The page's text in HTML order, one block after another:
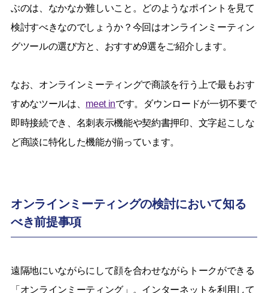
ぶのは、なかなか難しいこと。どのようなポイントを見て
検討すべきなのでしょうか？今回はオンラインミーティン
グツールの選び方と、おすすめ9選をご紹介します。
なお、オンラインミーティングで商談を行う上で最もおす
すめなツールは、 meet inです。ダウンロードが一切不要で
即時接続でき、名刺表示機能や契約書押印、文字起こしな
ど商談に特化した機能が揃っています。
オンラインミーティングの検討において知る
べき前提事項
遠隔地にいながらにして顔を合わせながらトークができる
「オンラインミーティング」。インターネットを利用して